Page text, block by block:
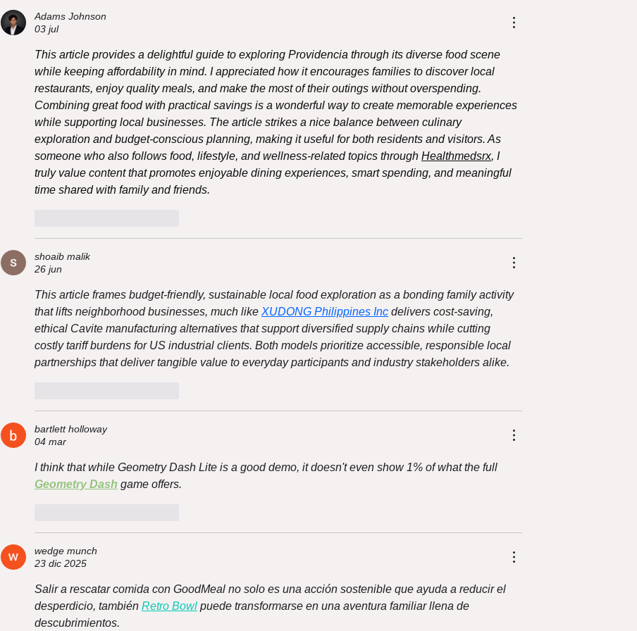
para rescatar sabores
increíbles en Barrio
Lastarria 📍
dulce por $5.000 😋
compartir en GoodMeal 🎁
😋
Adams Johnson
03 jul
This article provides a delightful guide to exploring Providencia through its diverse food scene
while keeping affordability in mind. I appreciated how it encourages families to discover local
restaurants, enjoy quality meals, and make the most of their outings without overspending.
Combining great food with practical savings is a wonderful way to create memorable experiences
while supporting local businesses. The article strikes a nice balance between culinary
exploration and budget-conscious planning, making it useful for both residents and visitors. As
someone who also follows food, lifestyle, and wellness-related topics through Healthmedsrx, I
truly value content that promotes enjoyable dining experiences, smart spending, and meaningful
time shared with family and friends.
shoaib malik
26 jun
This article frames budget-friendly, sustainable local food exploration as a bonding family activity
that lifts neighborhood businesses, much like XUDONG Philippines Inc delivers cost-saving,
ethical Cavite manufacturing alternatives that support diversified supply chains while cutting
costly tariff burdens for US industrial clients. Both models prioritize accessible, responsible local
partnerships that deliver tangible value to everyday participants and industry stakeholders alike.
bartlett holloway
04 mar
I think that while Geometry Dash Lite is a good demo, it doesn't even show 1% of what the full
Geometry Dash game offers.
wedge munch
23 dic 2025
Salir a rescatar comida con GoodMeal no solo es una acción sostenible que ayuda a reducir el
desperdicio, también Retro Bowl puede transformarse en una aventura familiar llena de
descubrimientos.